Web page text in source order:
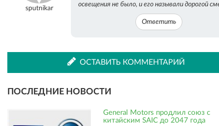
sputnikar
освещения не было, и его называли дорогой
Ответить
ОСТАВИТЬ КОММЕНТАРИЙ
ПОСЛЕДНИЕ НОВОСТИ
General Motors продлил союз с
китайским SAIC до 2047 года